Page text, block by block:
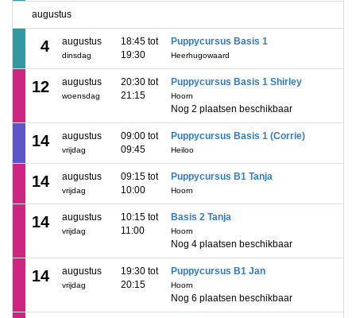
augustus
4 augustus
dinsdag
18:45 tot
19:30
Puppycursus Basis 1
Heerhugowaard
12 augustus
woensdag
20:30 tot
21:15
Puppycursus Basis 1 Shirley
Hoorn
Nog 2 plaatsen beschikbaar
14 augustus
vrijdag
09:00 tot
09:45
Puppycursus Basis 1 (Corrie)
Heiloo
14 augustus
vrijdag
09:15 tot
10:00
Puppycursus B1 Tanja
Hoorn
14 augustus
vrijdag
10:15 tot
11:00
Basis 2 Tanja
Hoorn
Nog 4 plaatsen beschikbaar
14 augustus
vrijdag
19:30 tot
20:15
Puppycursus B1 Jan
Hoorn
Nog 6 plaatsen beschikbaar